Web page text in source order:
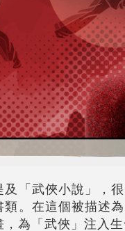
及「武俠小說」，
類。在這個被描述
，為「武俠」注入